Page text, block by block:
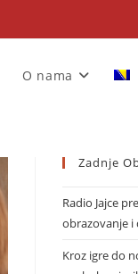
O nama
Zadnje
Radio Jajce
obrazovanje i
Kroz igre do